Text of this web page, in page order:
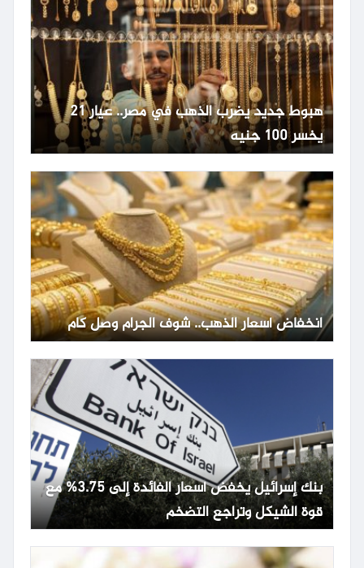
هبوط جديد يضرب الذهب في مصر.. عيار 21
يخسر 100 جنيه
انخفاض أسعار الذهب.. شوف الجرام وصل كام
بنك إسرائيل يخفض أسعار الفائدة إلى 3.75% مع
قوة الشيكل وتراجع التضخم